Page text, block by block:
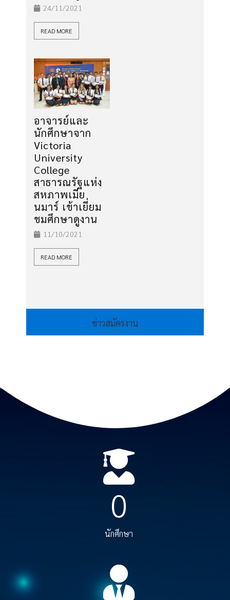
24/11/2021
READ MORE
อาจารย์และ
นักศึกษาจาก
Victoria
University
College
สาธารณรัฐแห่ง
สหภาพเมีย
นมาร์ เข้าเยี่ยม
ชมศึกษาดูงาน
11/10/2021
READ MORE
ข่าวสมัครงาน
0
นักศึกษา